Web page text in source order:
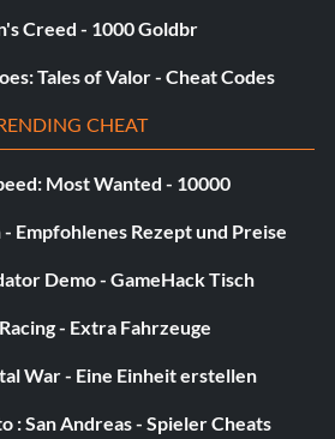
usw.
gleichzeitig gedrückt – so lange,
Tragkraft von über 4000 lbs.
sowohl mit gebundenen
Waffen mit dauerhaftem Effekt.
Wenn du diesen Effekt mit FURY
Creed - 1000 Goldbr
Tales of Valor - Cheat Codes
CHEAT
Most Wanted - 10000
Empfohlenes Rezept und Preise
Demo - GameHack Tisch
- Extra Fahrzeuge
War - Eine Einheit erstellen
: San Andreas - Spieler Cheats